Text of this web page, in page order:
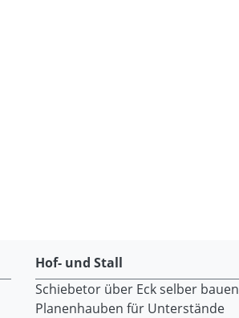
Hof- und Stall
Schiebetor über Eck selber bauen
Planenhauben für Unterstände